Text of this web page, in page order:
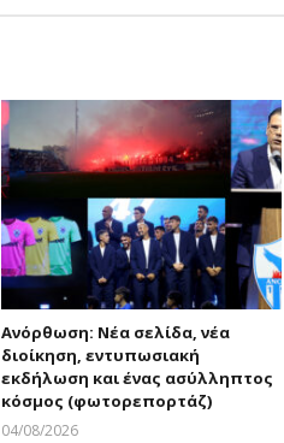
Ανόρθωση: Νέα σελίδα, νέα
διοίκηση, εντυπωσιακή
εκδήλωση και ένας ασύλληπτος
κόσμος (φωτορεπορτάζ)
04/08/2026